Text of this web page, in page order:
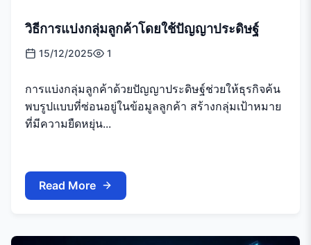
วิธีการแบ่งกลุ่มลูกค้าโดยใช้ปัญญาประดิษฐ์
15/12/2025 1
การแบ่งกลุ่มลูกค้าด้วยปัญญาประดิษฐ์ช่วยให้ธุรกิจค้น
พบรูปแบบที่ซ่อนอยู่ในข้อมูลลูกค้า สร้างกลุ่มเป้าหมาย
ที่มีความยืดหยุ่น...
Read More